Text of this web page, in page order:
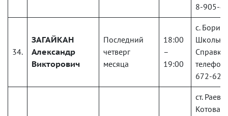
8-905-
34.
ЗАГАЙКАН
Александр
Викторович
Последний
четверг
месяца
18:00
–
19:00
с.
Справки
672-62-
ст.
Котова,